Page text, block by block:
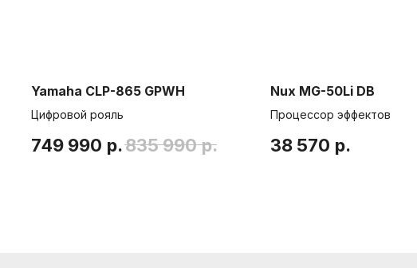
Yamaha CLP-865 GPWH
Цифровой рояль
749 990 р.835 990 р.
Nux MG-50Li DB
Процессор эффектов
38 570 р.